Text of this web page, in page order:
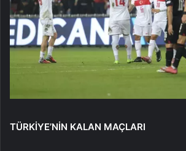
TÜRKİYE’NİN KALAN MAÇLARI